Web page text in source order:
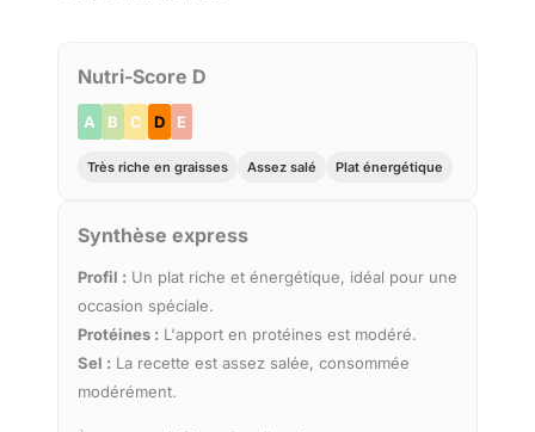
Nutri-Score D
A B C D E
Très riche en graisses Assez salé Plat énergétique
Synthèse express
Profil : Un plat riche et énergétique, idéal pour une
occasion spéciale.
Protéines : L'apport en protéines est modéré.
Sel : La recette est assez salée, consommée
modérément.